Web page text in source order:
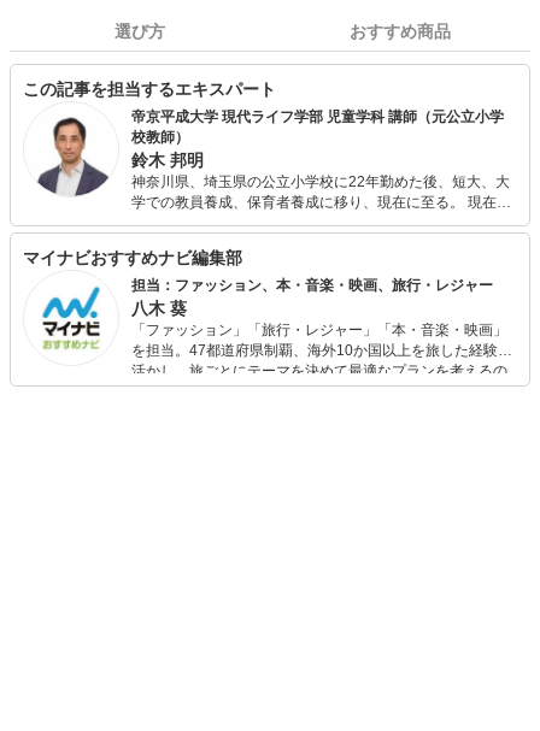
選び方 おすすめ商品
この記事を担当するエキスパート
帝京平成大学 現代ライフ学部 児童学科 講師（元公立小学
校教師）
鈴木 邦明
神奈川県、埼玉県の公立小学校に22年勤めた後、短大、大
学での教員養成、保育者養成に移り、現在に至る。 現在
は、大学での講義を中心に、保護者向けに子育て・教育、
などに幅広く活躍中。
マイナビおすすめナビ編集部
担当：ファッション、本・音楽・映画、旅行・レジャー
八木 葵
「ファッション」「旅行・レジャー」「本・音楽・映画」
を担当。47都道府県制覇、海外10か国以上を旅した経験を
活かし、旅ごとにテーマを決めて最適なプランを考えるの
が得意。また、アパレルショップでの販売経験もあり。誰